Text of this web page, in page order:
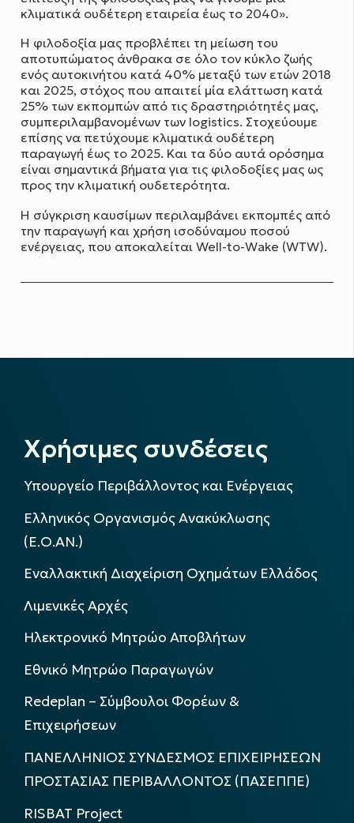
κλιματικά ουδέτερη εταιρεία έως το 2040».
Η φιλοδοξία μας προβλέπει τη μείωση του
αποτυπώματος άνθρακα σε όλο τον κύκλο ζωής
ενός αυτοκινήτου κατά 40% μεταξύ των ετών 2018
και 2025, στόχος που απαιτεί μία ελάττωση κατά
25% των εκπομπών από τις δραστηριότητές μας,
συμπεριλαμβανομένων των logistics. Στοχεύουμε
επίσης να πετύχουμε κλιματικά ουδέτερη
παραγωγή έως το 2025. Και τα δύο αυτά ορόσημα
είναι σημαντικά βήματα για τις φιλοδοξίες μας ως
προς την κλιματική ουδετερότητα.
Η σύγκριση καυσίμων περιλαμβάνει εκπομπές από
την παραγωγή και χρήση ισοδύναμου ποσού
ενέργειας, που αποκαλείται Well-to-Wake (WTW).
Χρήσιμες συνδέσεις
Υπουργείο Περιβάλλοντος και Ενέργειας
Ελληνικός Οργανισμός Ανακύκλωσης
(Ε.Ο.ΑΝ.)
Εναλλακτική Διαχείριση Οχημάτων Ελλάδος
Λιμενικές Αρχές
Ηλεκτρονικό Μητρώο Αποβλήτων
Εθνικό Μητρώο Παραγωγών
Redeplan – Σύμβουλοι Φορέων &
Επιχειρήσεων
ΠΑΝΕΛΛΗΝΙΟΣ ΣΥΝΔΕΣΜΟΣ ΕΠΙΧΕΙΡΗΣΕΩΝ
ΠΡΟΣΤΑΣΙΑΣ ΠΕΡΙΒΑΛΛΟΝΤΟΣ (ΠΑΣΕΠΠΕ)
RISBAT Project